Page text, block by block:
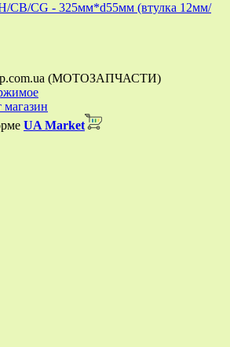
CB/CG - 325мм*d55мм (втулка 12мм/
(МОТОЗАПЧАСТИ)
магазин
UA Market